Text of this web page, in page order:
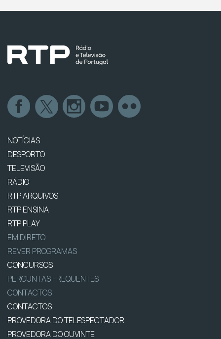
NOTÍCIAS
DESPORTO
TELEVISÃO
RÁDIO
RTP ARQUIVOS
RTP ENSINA
RTP PLAY
EM DIRETO
REVER PROGRAMAS
CONCURSOS
PERGUNTAS FREQUENTES
CONTACTOS
CONTACTOS
PROVEDORA DO TELESPECTADOR
PROVEDORA DO OUVINTE